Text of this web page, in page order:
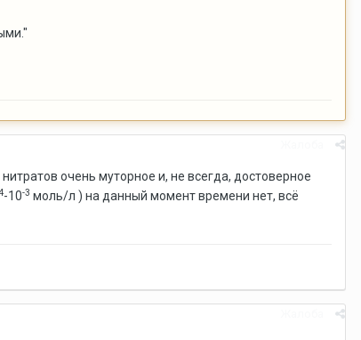
очень муторное и, не всегда, достоверное
-10-3 моль/л ) на данный момент времени нет, всё